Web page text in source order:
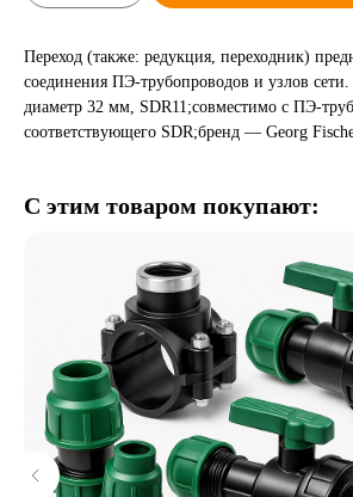
Переход (также: редукция, переходник)
соединения ПЭ-трубопроводов и узлов
диаметр 32 мм, SDR11;совместимо с ПЭ-
соответствующего SDR;бренд — Georg
С этим товаром покупают: